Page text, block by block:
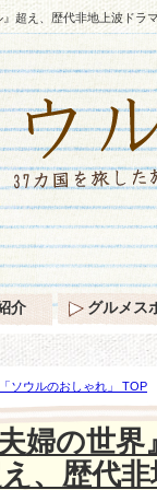
超え、歴代非地上波ドラ
ソウルのおしゃれ」 TOP
非地上波ドラマ視聴率1位
婦の世
、歴代
介 グルメス